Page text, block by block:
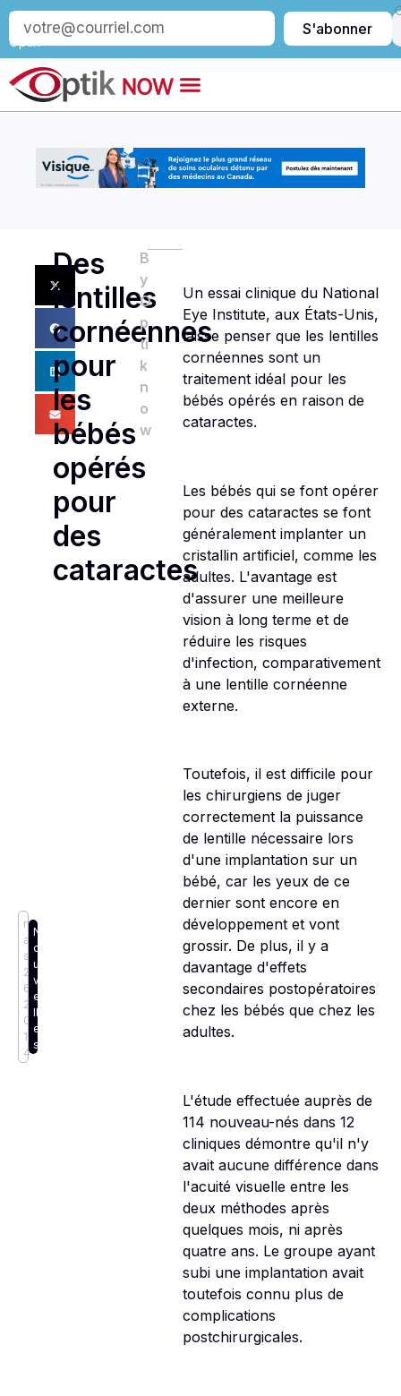
S’abonner
Optik
S'abonner
m
ar
s
2
6,
2
0
1
4
N
o
u
v
e
ll
e
s
Des
lentilles
cornéennes
pour
les
bébés
opérés
pour
des
cataractes
B
y
O
p
ti
k
n
o
w
Un essai clinique du National
Eye Institute, aux États-Unis,
laisse penser que les lentilles
cornéennes sont un
traitement idéal pour les
bébés opérés en raison de
cataractes.
Les bébés qui se font opérer
pour des cataractes se font
généralement implanter un
cristallin artificiel, comme les
adultes. L'avantage est
d'assurer une meilleure
vision à long terme et de
réduire les risques
d'infection, comparativement
à une lentille cornéenne
externe.
Toutefois, il est difficile pour
les chirurgiens de juger
correctement la puissance
de lentille nécessaire lors
d'une implantation sur un
bébé, car les yeux de ce
dernier sont encore en
développement et vont
grossir. De plus, il y a
davantage d'effets
secondaires postopératoires
chez les bébés que chez les
adultes.
L'étude effectuée auprès de
114 nouveau-nés dans 12
cliniques démontre qu'il n'y
avait aucune différence dans
l'acuité visuelle entre les
deux méthodes après
quelques mois, ni après
quatre ans. Le groupe ayant
subi une implantation avait
toutefois connu plus de
complications
postchirurgicales.